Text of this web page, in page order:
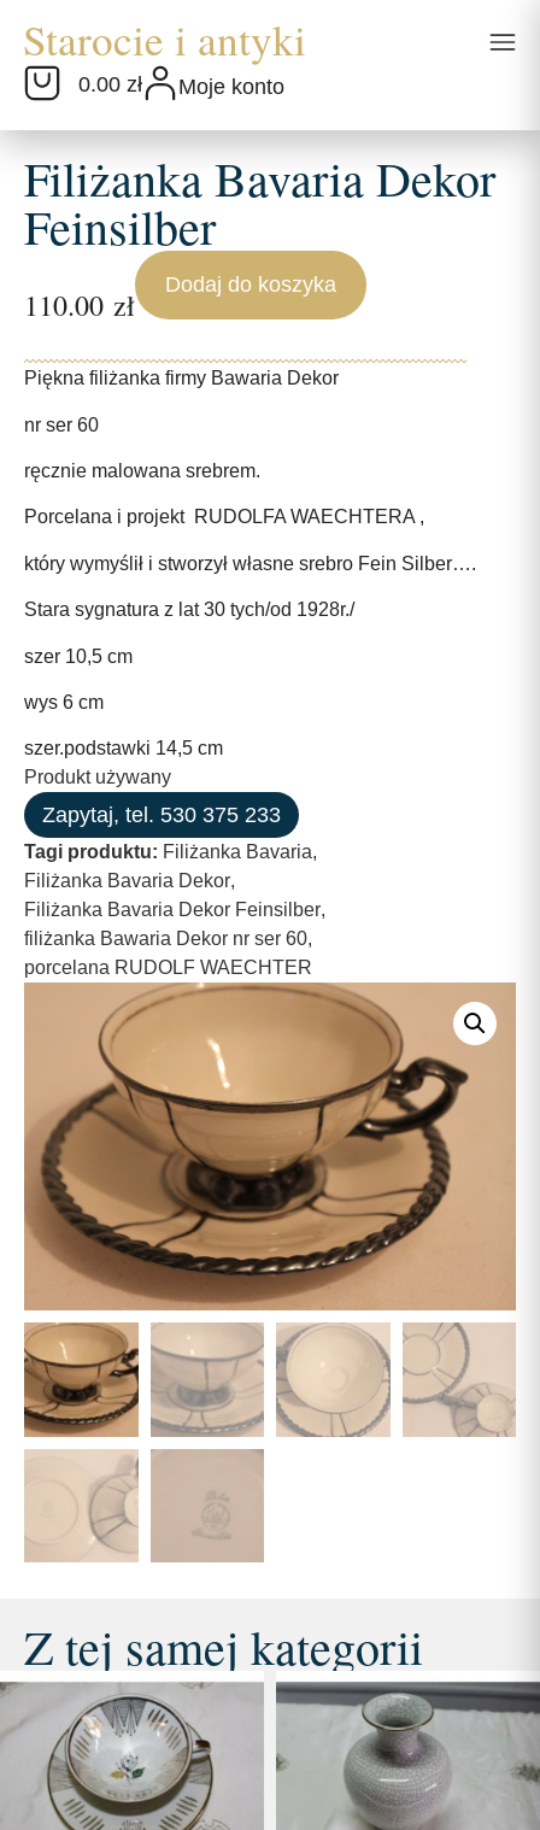
0.00 zł Moje konto
Filiżanka Bavaria Dekor
Feinsilber
110.00 zł
Dodaj do koszyka
Piękna filiżanka firmy Bawaria Dekor
nr ser 60
ręcznie malowana srebrem.
Porcelana i projekt RUDOLFA WAECHTERA ,
który wymyślił i stworzył własne srebro Fein Silber….
Stara sygnatura z lat 30 tych/od 1928r./
szer 10,5 cm
wys 6 cm
szer.podstawki 14,5 cm
Produkt używany
Zapytaj, tel. 530 375 233
Tagi produktu: Filiżanka Bavaria,
Filiżanka Bavaria Dekor,
Filiżanka Bavaria Dekor Feinsilber,
filiżanka Bawaria Dekor nr ser 60,
porcelana RUDOLF WAECHTER
Z tej samej kategorii